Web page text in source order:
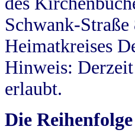
Schwank-
Heimatkreises
Hinweis:
erlaubt.
Die